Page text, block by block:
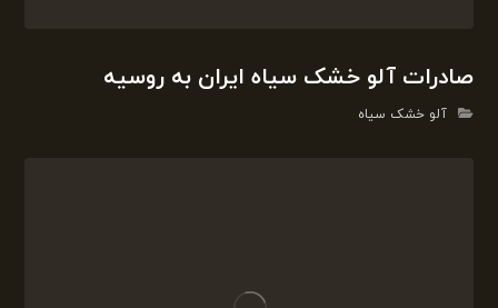
صادرات آلو خشک سیاه ایران به روسیه
آلو خشک سیاه